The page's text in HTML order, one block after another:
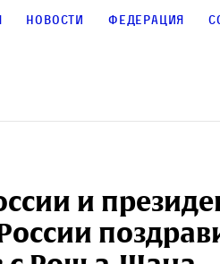
Новости Федерация
и